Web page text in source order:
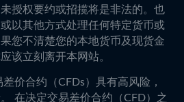
授权要约或招揽将是非法的。也
以其他方式处理任何特定货币或
您不清楚您的本地货币及现货金
该立刻离开本网站。
差价合约（CFDs）具有高风险，
在决定交易差价合约（CFD）之